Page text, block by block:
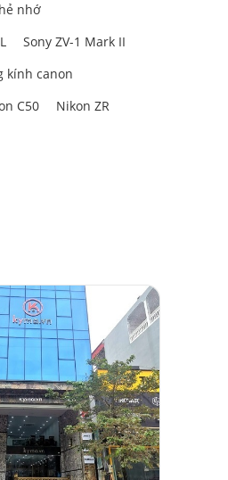
nhớ
Sony ZV-1 Mark II
kính canon
C50 Nikon ZR